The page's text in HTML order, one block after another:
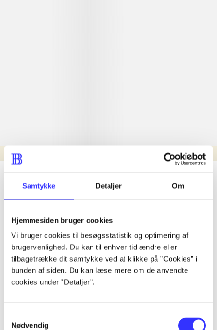
Samtykke Detaljer Om
Hjemmesiden bruger cookies
Vi bruger cookies til besøgsstatistik og optimering af
brugervenlighed. Du kan til enhver tid ændre eller
tilbagetrække dit samtykke ved at klikke på ”Cookies” i
bunden af siden. Du kan læse mere om de anvendte
cookies under ”Detaljer”.
Nødvendig
Nyhed
lorem ipsum dolor sit amet ...
lorem ipsum dolor sit amet ...
lorem ipsum dolor sit amet ...
lorem ipsum dolor sit amet ...
lorem ipsum dolor sit amet ...
lorem ipsum dolor sit amet ...
lorem ipsum dolor sit amet ...